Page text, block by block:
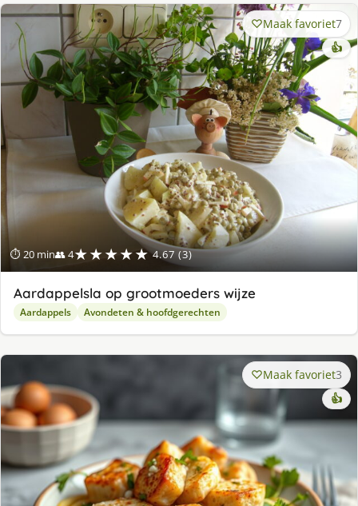
⏱ 20 min👥 4★★★★★ 4.67 (3)
Maak favoriet7
👍
Aardappelsla op grootmoeders wijze
Aardappels Avondeten & hoofdgerechten
Maak favoriet3
👍